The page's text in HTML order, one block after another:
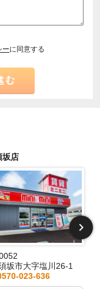
ーに同意する
坂店
坂市大字塩川26-1
023-636